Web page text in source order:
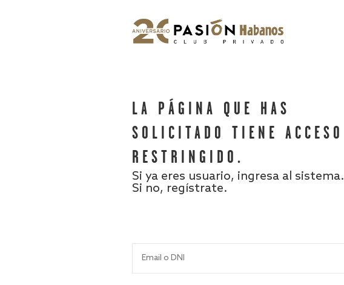
LA PÁGINA QUE HAS
SOLICITADO TIENE ACCESO
RESTRINGIDO.
Si ya eres usuario, ingresa al sistema.
Si no, regístrate.